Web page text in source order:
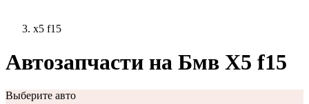
x5 f15
Автозапчасти на Бмв X5 f15
Выберите авто